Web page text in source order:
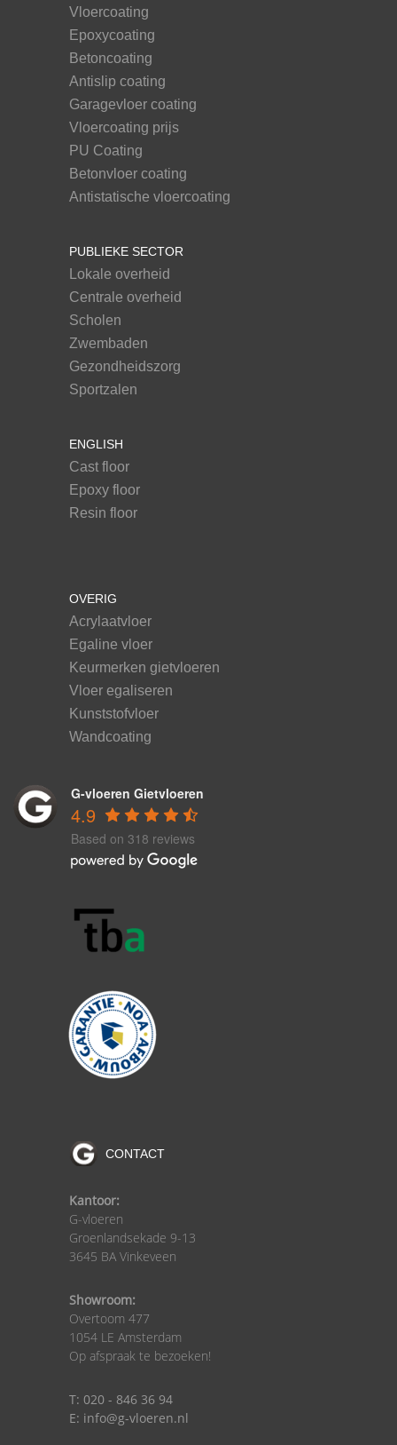
Vloercoating
Epoxycoating
Betoncoating
Antislip coating
Garagevloer coating
Vloercoating prijs
PU Coating
Betonvloer coating
Antistatische vloercoating
PUBLIEKE SECTOR
Lokale overheid
Centrale overheid
Scholen
Zwembaden
Gezondheidszorg
Sportzalen
ENGLISH
Cast floor
Epoxy floor
Resin floor
OVERIG
Acrylaatvloer
Egaline vloer
Keurmerken gietvloeren
Vloer egaliseren
Kunststofvloer
Wandcoating
G-vloeren Gietvloeren
4.9
Based on 318 reviews
CONTACT
Kantoor:
G-vloeren
Groenlandsekade 9-13
3645 BA Vinkeveen
Showroom:
Overtoom 477
1054 LE Amsterdam
Op afspraak te bezoeken!
T: 020 - 846 36 94
E: info@g-vloeren.nl